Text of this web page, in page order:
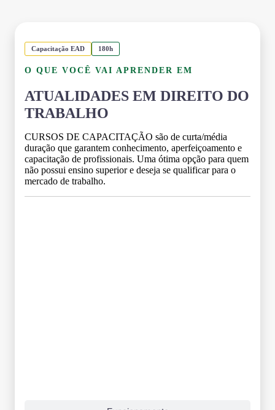
Capacitação EAD 180h
O QUE VOCÊ VAI APRENDER EM
ATUALIDADES EM DIREITO DO
TRABALHO
CURSOS DE CAPACITAÇÃO são de curta/média
duração que garantem conhecimento, aperfeiçoamento e
capacitação de profissionais. Uma ótima opção para quem
não possui ensino superior e deseja se qualificar para o
mercado de trabalho.